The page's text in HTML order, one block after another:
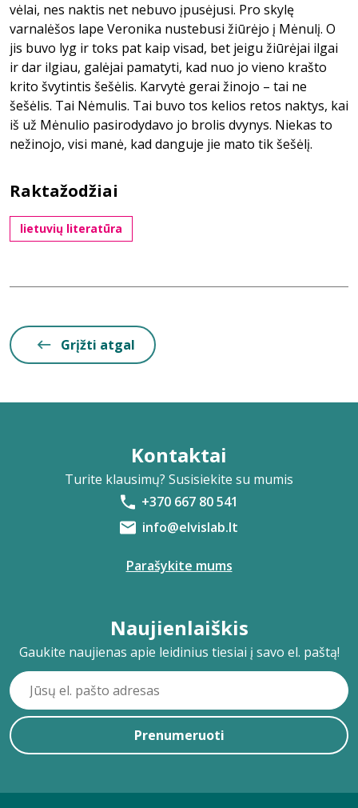
vėlai, nes naktis net nebuvo įpusėjusi. Pro skylę
varnalėšos lape Veronika nustebusi žiūrėjo į Mėnulį. O
jis buvo lyg ir toks pat kaip visad, bet jeigu žiūrėjai ilgai
ir dar ilgiau, galėjai pamatyti, kad nuo jo vieno krašto
krito švytintis šešėlis. Karvytė gerai žinojo – tai ne
šešėlis. Tai Nėmulis. Tai buvo tos kelios retos naktys, kai
iš už Mėnulio pasirodydavo jo brolis dvynys. Niekas to
nežinojo, visi manė, kad danguje jie mato tik šešėlį.
Raktažodžiai
lietuvių literatūra
Grįžti atgal
Kontaktai
Turite klausimų? Susisiekite su mumis
+370 667 80 541
info@elvislab.lt
Parašykite mums
Naujienlaiškis
Gaukite naujienas apie leidinius tiesiai į savo el. paštą!
Prenumeruoti